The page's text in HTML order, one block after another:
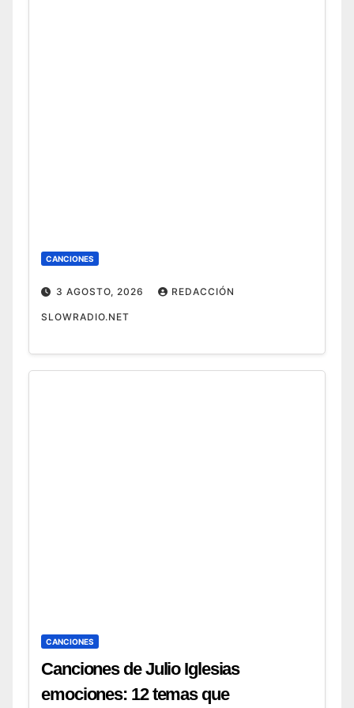
CANCIONES
3 AGOSTO, 2026 REDACCIÓN
SLOWRADIO.NET
CANCIONES
Canciones de Julio Iglesias
emociones: 12 temas que